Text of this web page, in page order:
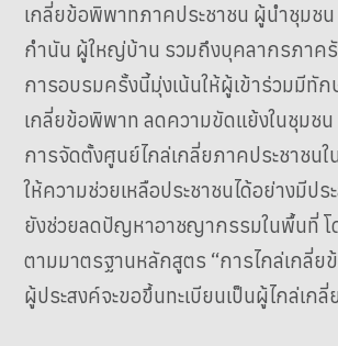
เกลี่ยข้อพิพาทภาคประชาชน ผู้นำชุมช
กำนัน ผู้ใหญ่บ้าน รวมถึงบุคลากรภาครั
การอบรมครั้งนี้มุ่งเน้นให้ผู้เข้าร่วมมีทัก
เกลี่ยข้อพิพาท ลดความขัดแย้งในชุมชน
การจัดตั้งศูนย์ไกล่เกลี่ยภาคประชาชนใ
ให้ความช่วยเหลือประชาชนได้อย่างมีป
ยังช่วยลดปัญหาอาชญากรรมในพื้นที่ โ
ตามมาตรฐานหลักสูตร “การไกล่เกลี่ย
ผู้ประสงค์จะขอขึ้นทะเบียนเป็นผู้ไกล่เกลี่